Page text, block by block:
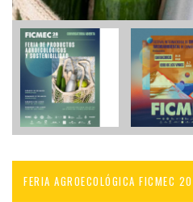
FERIA AGROECOLÓGICA FICMEC